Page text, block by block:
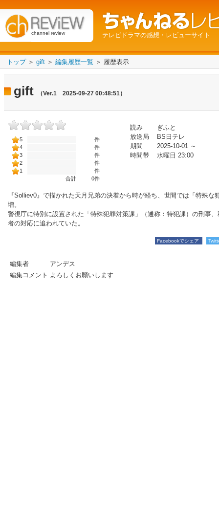
channel review テレビドラマの感想・レビューサイト
トップ＞ gift ＞ 編集履歴一覧 ＞ 履歴表示
gift （Ver.1 2025-09-27 00:48:51）
5
件
4
件
3
件
2
件
1
件
合計
0件
読み
ぎふと
放送局
BS日テレ
期間
2025-10-01 ～
時間帯
水曜日 23:00
『Solliev0』で描かれた天月兄弟の決着から時が経ち、世間では「特殊な
増。
警視庁に特別に設置された「特殊犯罪対策課」（通称：特犯課）の刑事
者の対応に追われていた。
Facebookでシェア
編集者
アンデス
編集コメント よろしくお願いします